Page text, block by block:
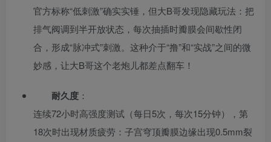
官方标称“低刺激”确实实锤，但大B哥发现隐藏玩法：把
排气阀调到半开放状态，每次抽插时瓣膜会间歇性闭
合，形成“脉冲式”刺激。这种介于“撸”和“实战”之间的微
妙感，让大B哥这个老炮儿都差点翻车！
耐久度 ：
连续72小时高强度测试（每日5次，每次15分钟），第
18次时出现材质疲劳：子宫穹顶瓣膜边缘出现0.5mm裂